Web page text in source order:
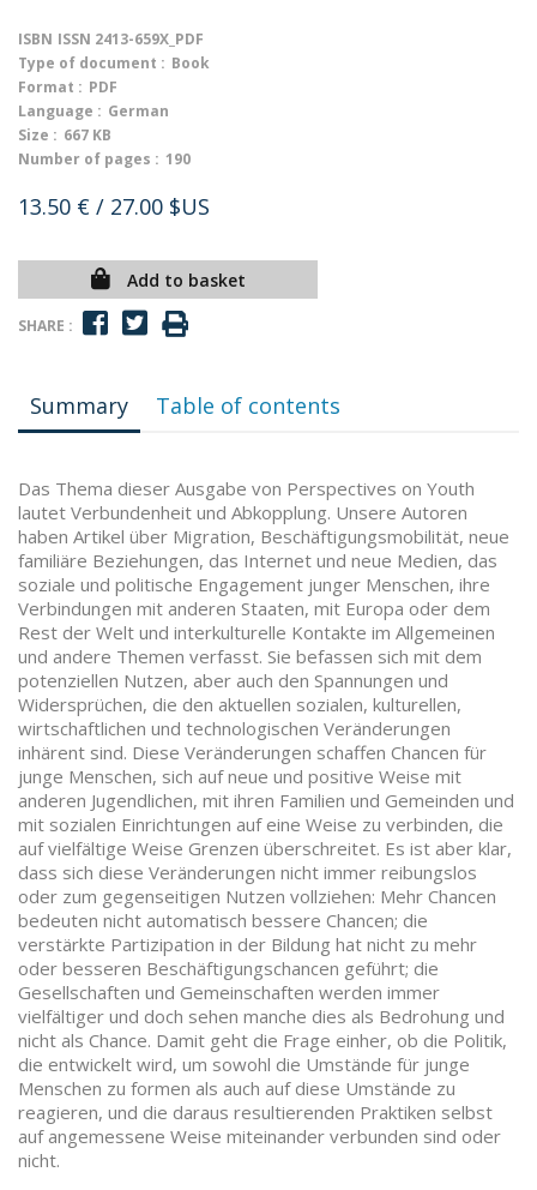
ISBN ISSN 2413-659X_PDF
Type of document : Book
Format : PDF
Language : German
Size : 667 KB
Number of pages : 190
13.50 € / 27.00 $US
Add to basket
SHARE :
Summary Table of contents
Das Thema dieser Ausgabe von Perspectives on Youth
lautet Verbundenheit und Abkopplung. Unsere Autoren
haben Artikel über Migration, Beschäftigungsmobilität, neue
familiäre Beziehungen, das Internet und neue Medien, das
soziale und politische Engagement junger Menschen, ihre
Verbindungen mit anderen Staaten, mit Europa oder dem
Rest der Welt und interkulturelle Kontakte im Allgemeinen
und andere Themen verfasst. Sie befassen sich mit dem
potenziellen Nutzen, aber auch den Spannungen und
Widersprüchen, die den aktuellen sozialen, kulturellen,
wirtschaftlichen und technologischen Veränderungen
inhärent sind. Diese Veränderungen schaffen Chancen für
junge Menschen, sich auf neue und positive Weise mit
anderen Jugendlichen, mit ihren Familien und Gemeinden und
mit sozialen Einrichtungen auf eine Weise zu verbinden, die
auf vielfältige Weise Grenzen überschreitet. Es ist aber klar,
dass sich diese Veränderungen nicht immer reibungslos
oder zum gegenseitigen Nutzen vollziehen: Mehr Chancen
bedeuten nicht automatisch bessere Chancen; die
verstärkte Partizipation in der Bildung hat nicht zu mehr
oder besseren Beschäftigungschancen geführt; die
Gesellschaften und Gemeinschaften werden immer
vielfältiger und doch sehen manche dies als Bedrohung und
nicht als Chance. Damit geht die Frage einher, ob die Politik,
die entwickelt wird, um sowohl die Umstände für junge
Menschen zu formen als auch auf diese Umstände zu
reagieren, und die daraus resultierenden Praktiken selbst
auf angemessene Weise miteinander verbunden sind oder
nicht.